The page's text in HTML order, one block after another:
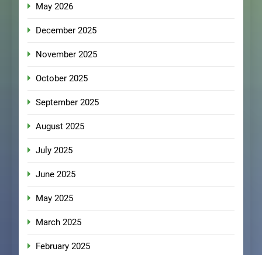
May 2026
December 2025
November 2025
October 2025
September 2025
August 2025
July 2025
June 2025
May 2025
March 2025
February 2025